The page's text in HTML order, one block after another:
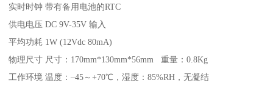
实时时钟 带有备用电池的RTC
供电电压 DC 9V-35V 输入
平均功耗 1W (12Vdc 80mA)
物理尺寸 尺寸：170mm*130mm*56mm 重量：0.8Kg
工作环境 温度：–45～+70℃，湿度：85%RH，无凝结